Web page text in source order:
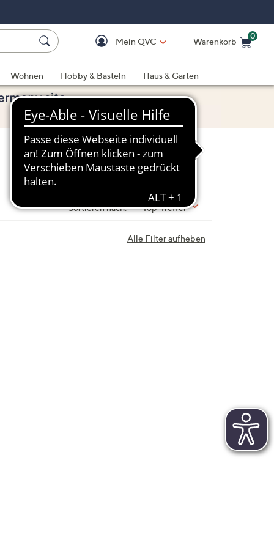
Mein QVC Warenkorb
0
Wohnen Hobby & Basteln
Haus & Garten
Sortieren nach: Top-Treffer
Alle Filter aufheben